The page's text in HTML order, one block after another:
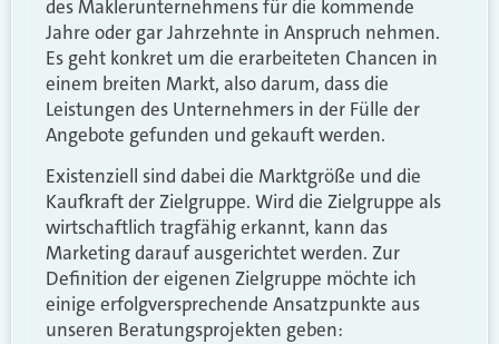
des Maklerunternehmens für die kommende
Jahre oder gar Jahrzehnte in Anspruch nehmen.
Es geht konkret um die erarbeiteten Chancen in
einem breiten Markt, also darum, dass die
Leistungen des Unternehmers in der Fülle der
Angebote gefunden und gekauft werden.
Existenziell sind dabei die Marktgröße und die
Kaufkraft der Zielgruppe. Wird die Zielgruppe als
wirtschaftlich tragfähig erkannt, kann das
Marketing darauf ausgerichtet werden. Zur
Definition der eigenen Zielgruppe möchte ich
einige erfolgversprechende Ansatzpunkte aus
unseren Beratungsprojekten geben: